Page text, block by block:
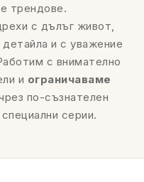
трендове.
с дълъг живот,
и с уважение
с внимателно
и ограничаваме
по-съзнателен
серии.